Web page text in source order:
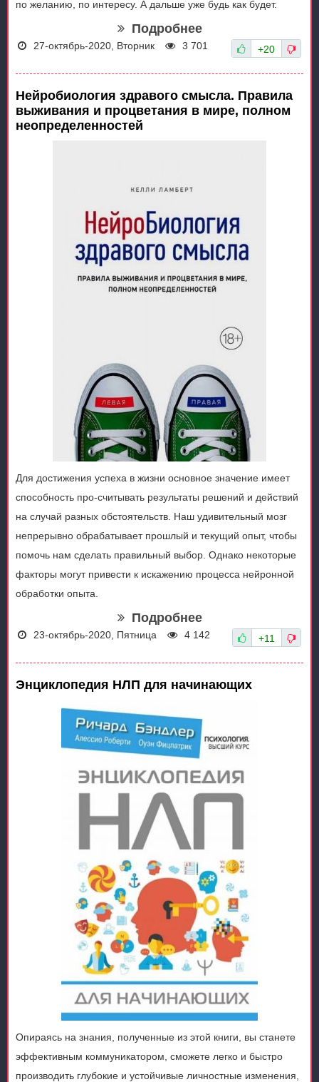
по желанию, по интересу. А дальше уже будь как будет.
Подробнее
27-октябрь-2020, Вторник 3 701 +20
Нейробиология здравого смысла. Правила
выживания и процветания в мире, полном
неопределенностей
Для достижения успеха в жизни основное значение имеет
способность про-считывать результаты решений и действий
на случай разных обстоятельств. Наш удивительный мозг
непрерывно обрабатывает прошлый и текущий опыт, чтобы
помочь нам сделать правильный выбор. Однако некоторые
факторы могут привести к искажению процесса нейронной
обработки опыта.
Подробнее
23-октябрь-2020, Пятница 4 142 +11
Энциклопедия НЛП для начинающих
Опираясь на знания, полученные из этой книги, вы станете
эффективным коммуникатором, сможете легко и быстро
производить глубокие и устойчивые личностные изменения,